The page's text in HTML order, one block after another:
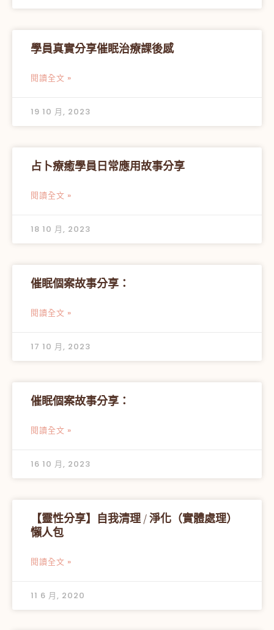
學員真實分享催眠治療課後感
閱讀全文 »
19 10 月, 2023
占卜療癒學員日常應用故事分享
閱讀全文 »
18 10 月, 2023
催眠個案故事分享：
閱讀全文 »
17 10 月, 2023
催眠個案故事分享：
閱讀全文 »
16 10 月, 2023
【靈性分享】自我清理 / 淨化（實體處理）
懶人包
閱讀全文 »
11 6 月, 2020